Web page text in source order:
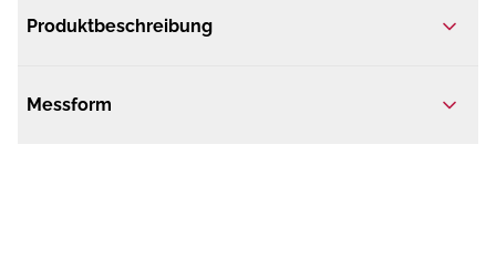
Produktbeschreibung
Messform